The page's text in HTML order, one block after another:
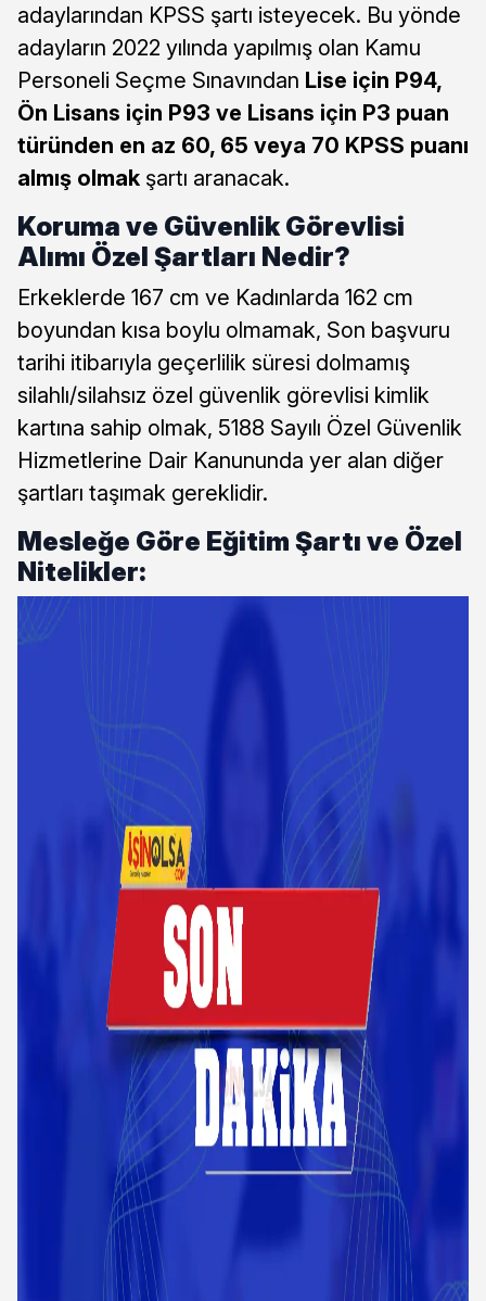
adaylarından KPSS şartı isteyecek. Bu yönde
adayların 2022 yılında yapılmış olan Kamu
Personeli Seçme Sınavından Lise için P94,
Ön Lisans için P93 ve Lisans için P3 puan
türünden en az 60, 65 veya 70 KPSS puanı
almış olmak şartı aranacak.
Koruma ve Güvenlik Görevlisi
Alımı Özel Şartları Nedir?
Erkeklerde 167 cm ve Kadınlarda 162 cm
boyundan kısa boylu olmamak, Son başvuru
tarihi itibarıyla geçerlilik süresi dolmamış
silahlı/silahsız özel güvenlik görevlisi kimlik
kartına sahip olmak, 5188 Sayılı Özel Güvenlik
Hizmetlerine Dair Kanununda yer alan diğer
şartları taşımak gereklidir.
Mesleğe Göre Eğitim Şartı ve Özel
Nitelikler: